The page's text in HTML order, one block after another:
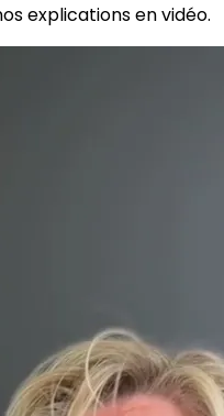
explications en vidéo.